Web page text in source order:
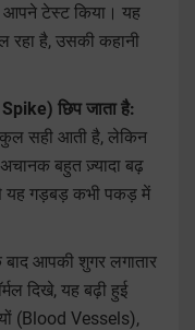
आपने टेस्ट किया। यह
रहा है, उसकी कहानी
छिप जाता है:
सही आती है, लेकिन
बहुत ज़्यादा बढ़
यह गड़बड़ कभी पकड़ में
आपकी शुगर लगातार
दिखे, यह बढ़ी हुई
(Blood Vessels),